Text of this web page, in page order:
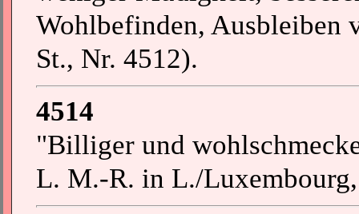
Wohlbefinden, Ausbleiben
St., Nr. 4512).
4514
"Billiger und
L. M.-R. in L./